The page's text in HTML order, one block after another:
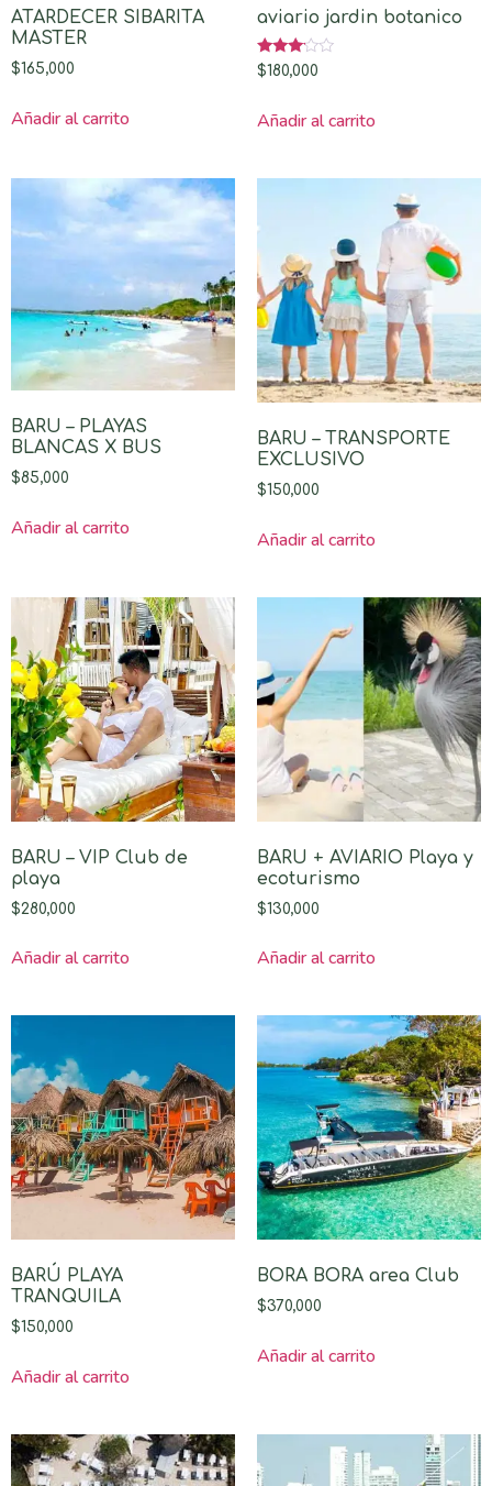
ATARDECER SIBARITA
MASTER
$165,000
Añadir al carrito
aviario jardin botanico
Valorado
con
$180,000
Añadir al carrito
BARU – PLAYAS
BLANCAS X BUS
$85,000
Añadir al carrito
BARU – TRANSPORTE
EXCLUSIVO
$150,000
Añadir al carrito
BARU – VIP Club de
playa
$280,000
Añadir al carrito
BARU + AVIARIO Playa y
ecoturismo
$130,000
Añadir al carrito
BARÚ PLAYA
TRANQUILA
$150,000
Añadir al carrito
BORA BORA area Club
$370,000
Añadir al carrito